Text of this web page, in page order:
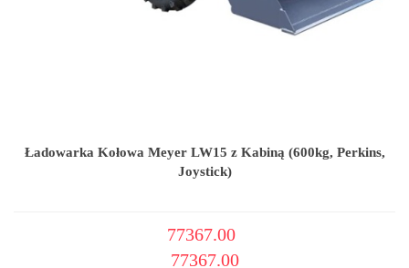
Ładowarka Kołowa Meyer LW15 z Kabiną (600kg, Perkins,
Joystick)
77367.00
77367.00